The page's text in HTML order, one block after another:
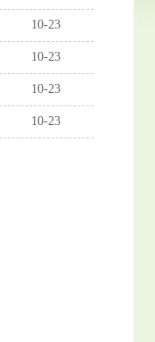
10-23
10-23
10-23
10-23